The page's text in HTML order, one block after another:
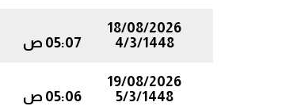
18/08/2026
4/3/1448
05:07 ص
19/08/2026
5/3/1448
05:06 ص